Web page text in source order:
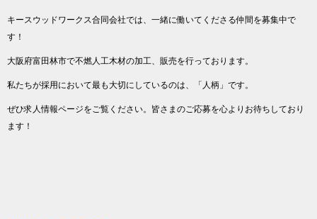
キースウッドワークス合同会社では、一緒に働いてくださる仲間を募集中で
す！
大阪府富田林市で不燃人工木材の加工、販売を行っております。
私たちが採用において最も大切にしているのは、「人柄」です。
ぜひ求人情報ページをご覧ください。皆さまのご応募を心よりお待ちしており
ます！